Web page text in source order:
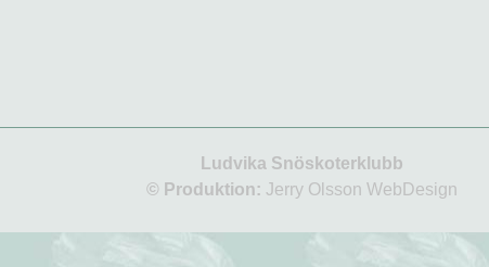
Ludvika Snöskoterklubb
© Produktion: Jerry Olsson WebDesign